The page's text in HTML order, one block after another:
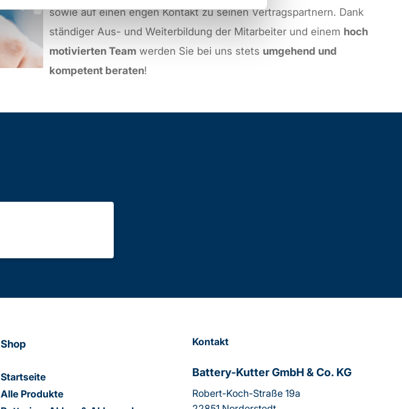
sowie auf einen engen Kontakt zu seinen Vertragspartnern. Dank
ständiger Aus- und Weiterbildung der Mitarbeiter und einem hoch
motivierten Team werden Sie bei uns stets umgehend und
kompetent beraten!
Shop
Startseite
Alle Produkte
Kontakt
Battery-Kutter GmbH & Co. KG
Robert-Koch-Straße 19a